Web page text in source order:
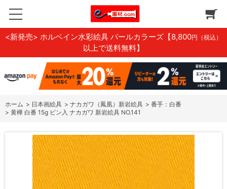
<新発売> ホルベイン水彩絵具 パールカラーズ 【8,800円（税込）
以上で送料無料】
ホーム > 日本画絵具 > ナカガワ（鳳凰）新岩絵具 > 番手：白番
> 黄樺 白番 15g ビン入 ナカガワ 新岩絵具 NO.141